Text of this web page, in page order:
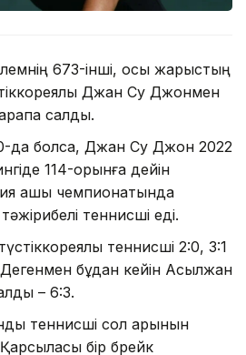
673-інші, осы жарыстың
Джан Су Джонмен
салды.
да болса, Джан Су Джон 2022
114-орынға дейін
ашық чемпионатында
теннисші еді.
теннисші 2:0, 3:1
Дегенмен бұдан кейін Асылжан
– 6:3.
теннисші сол қарқынын
бір брейк